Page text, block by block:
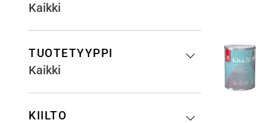
Kaikki
TUOTETYYPPI
Kaikki
KIILTO